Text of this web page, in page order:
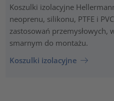
Koszulki izolacyjne
neoprenu, silikonu, PTFE i
zastosowań przemysłowych,
smarnym do montażu.
Koszulki izolacyjne